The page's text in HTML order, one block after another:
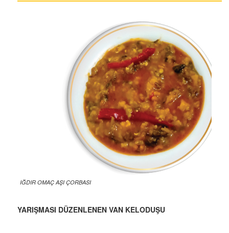
IĞDIR OMAÇ AŞI ÇORBASI
YARIŞMASI DÜZENLENEN VAN KELODUŞU